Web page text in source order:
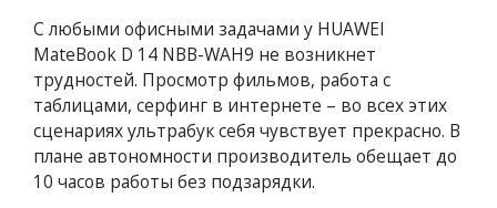
С любыми офисными задачами у HUAWEI
MateBook D 14 NBB-WAH9 не возникнет
трудностей. Просмотр фильмов, работа с
таблицами, серфинг в интернете – во всех этих
сценариях ультрабук себя чувствует прекрасно. В
плане автономности производитель обещает до
10 часов работы без подзарядки.